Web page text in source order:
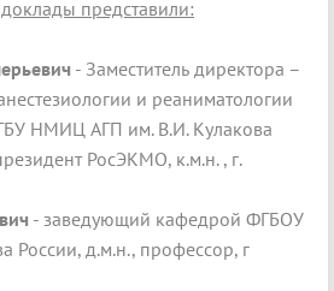
представили:
- Заместитель директора –
и реаниматологии
НМИЦ АГП им. В.И. Кулакова
РосЭКМО, к.м.н. , г.
- заведующий кафедрой ФГБОУ
д.м.н., профессор, г